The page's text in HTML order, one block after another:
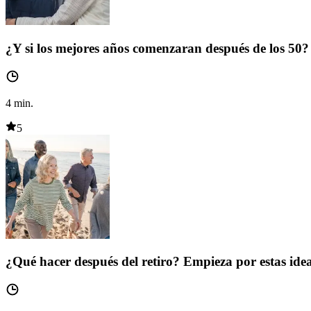
¿Y si los mejores años comenzaran después de los 50?
4 min.
5
¿Qué hacer después del retiro? Empieza por estas